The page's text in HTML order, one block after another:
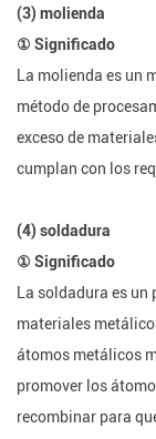
(3) molienda
① Significado
La molienda es un
método de
exceso de
cumplan con los
(4) soldadura
① Significado
La soldadura es un
materiales
átomos metálicos
promover los
recombinar para